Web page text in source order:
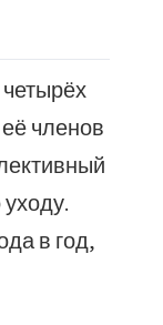
членов
в год,